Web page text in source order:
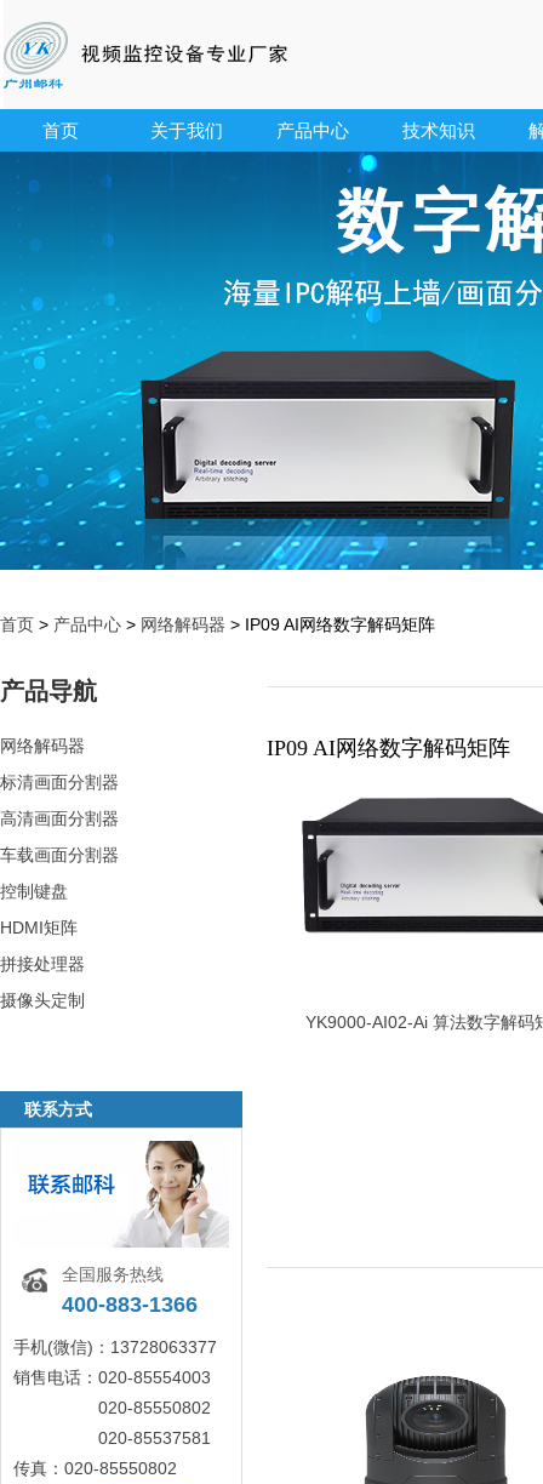
首页 关于我们 产品中心 技术知识
首页 > 产品中心 > 网络解码器 > IP09 AI网络数字解码矩阵
产品导航
网络解码器
标清画面分割器
高清画面分割器
车载画面分割器
控制键盘
HDMI矩阵
拼接处理器
摄像头定制
联系方式
全国服务热线
400-883-1366
手机(微信)：13728063377
销售电话：020-85554003
020-85550802
020-85537581
传真：020-85550802
IP09 AI网络数字解码矩阵
YK9000-AI02-Ai 算法数字解码